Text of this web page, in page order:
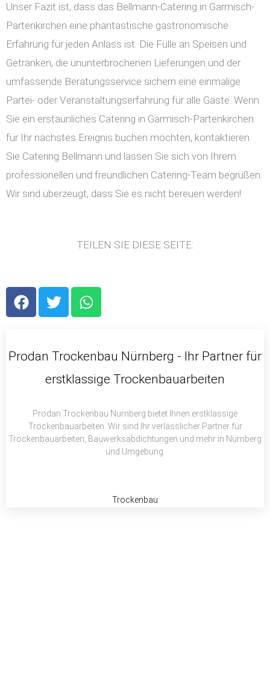
Unser Fazit ist, dass das Bellmann-Catering in Garmisch-
Partenkirchen eine phantastische gastronomische
Erfahrung für jeden Anlass ist. Die Fülle an Speisen und
Getränken, die ununterbrochenen Lieferungen und der
umfassende Beratungsservice sichern eine einmalige
Partei- oder Veranstaltungserfahrung für alle Gäste. Wenn
Sie ein erstaunliches Catering in Garmisch-Partenkirchen
für Ihr nächstes Ereignis buchen möchten, kontaktieren
Sie Catering Bellmann und lassen Sie sich von Ihrem
professionellen und freundlichen Catering-Team begrüßen.
Wir sind überzeugt, dass Sie es nicht bereuen werden!
TEILEN SIE DIESE SEITE:
F
a
b
T
w
t
r
W
h
s
p
Prodan Trockenbau Nürnberg - Ihr Partner für
erstklassige Trockenbauarbeiten
Prodan Trockenbau Nürnberg bietet Ihnen erstklassige
Trockenbauarbeiten. Wir sind Ihr verlässlicher Partner für
Trockenbauarbeiten, Bauwerksabdichtungen und mehr in Nürnberg
und Umgebung.
Trockenbau